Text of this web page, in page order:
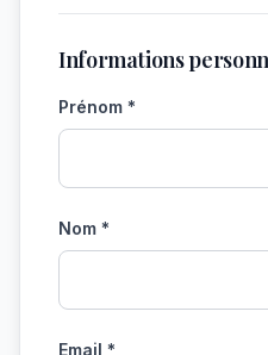
Informations
Prénom *
Nom *
Email *